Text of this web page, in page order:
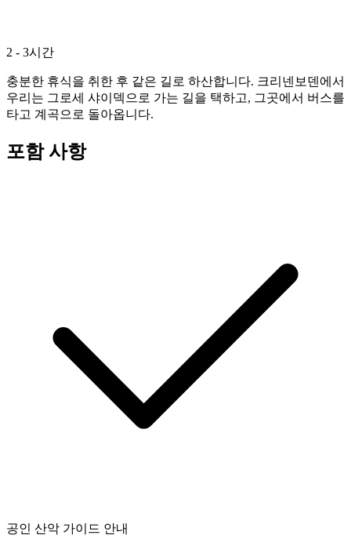
2 - 3시간
충분한 휴식을 취한 후 같은 길로 하산합니다. 크리넨보덴에서
우리는 그로세 샤이덱으로 가는 길을 택하고, 그곳에서 버스를
타고 계곡으로 돌아옵니다.
포함 사항
공인 산악 가이드 안내